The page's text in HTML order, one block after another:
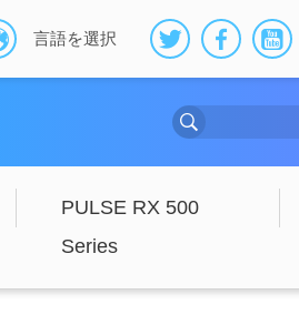
言語を選択
PULSE RX 500
Series